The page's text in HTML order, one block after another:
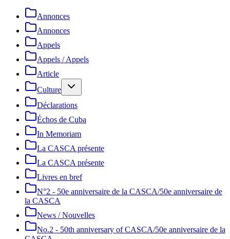
Annonces
Annonces
Appels
Appels / Appels
Article
Culture
Déclarations
Échos de Cuba
In Memoriam
La CASCA présente
La CASCA présente
Livres en bref
N°2 - 50e anniversaire de la CASCA/50e anniversaire de
la CASCA
News / Nouvelles
No.2 - 50th anniversary of CASCA/50e anniversaire de la